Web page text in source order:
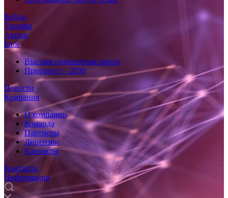
Кейсы
Тарифы
Акции
Блог
Высшая инженерная школа
Приоритет - 2030
Новости
Компания
О компании
Команда
Партнеры
Лицензии
Контакты
Контакты
Информация